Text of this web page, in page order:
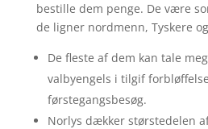
bestille dem penge. De være
de ligner nordmenn, Tyskere
De fleste af dem kan tale
valbyengels i tilgif
førstegangsbesøg.
Norlys dækker størstedelen